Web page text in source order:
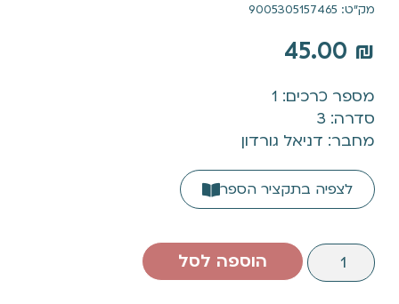
מק"ט: 9005305157465
45.00 ₪
מספר כרכים: 1
סדרה: 3
מחבר: דניאל גורדון
לצפיה בתקציר הספר
הוספה לסל